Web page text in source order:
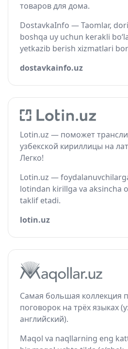
товаров для дома.
DostavkaInfo — Taomlar,
boshqa uy uchun kerakli
yetkazib berish xizmatlari
dostavkainfo.uz
Lotin.uz — поможет
узбекской кириллицы на
Легко!
Lotin.uz —
lotindan kirillga va aksincha
taklif etadi.
lotin.uz
Самая большая коллекция
поговорок на трёх языках
английский).
Maqol va naqllarning eng